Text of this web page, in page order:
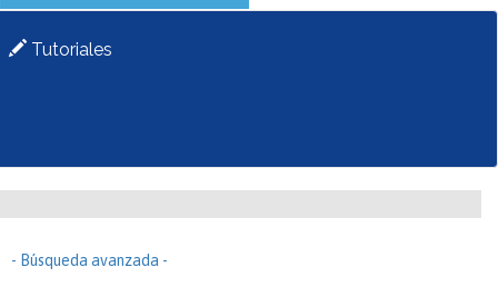
Tutoriales
- Búsqueda avanzada -